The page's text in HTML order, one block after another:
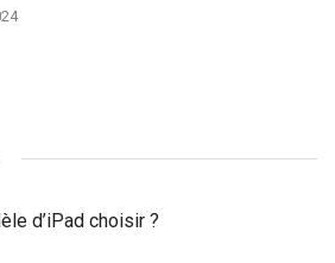
d’iPad choisir ?